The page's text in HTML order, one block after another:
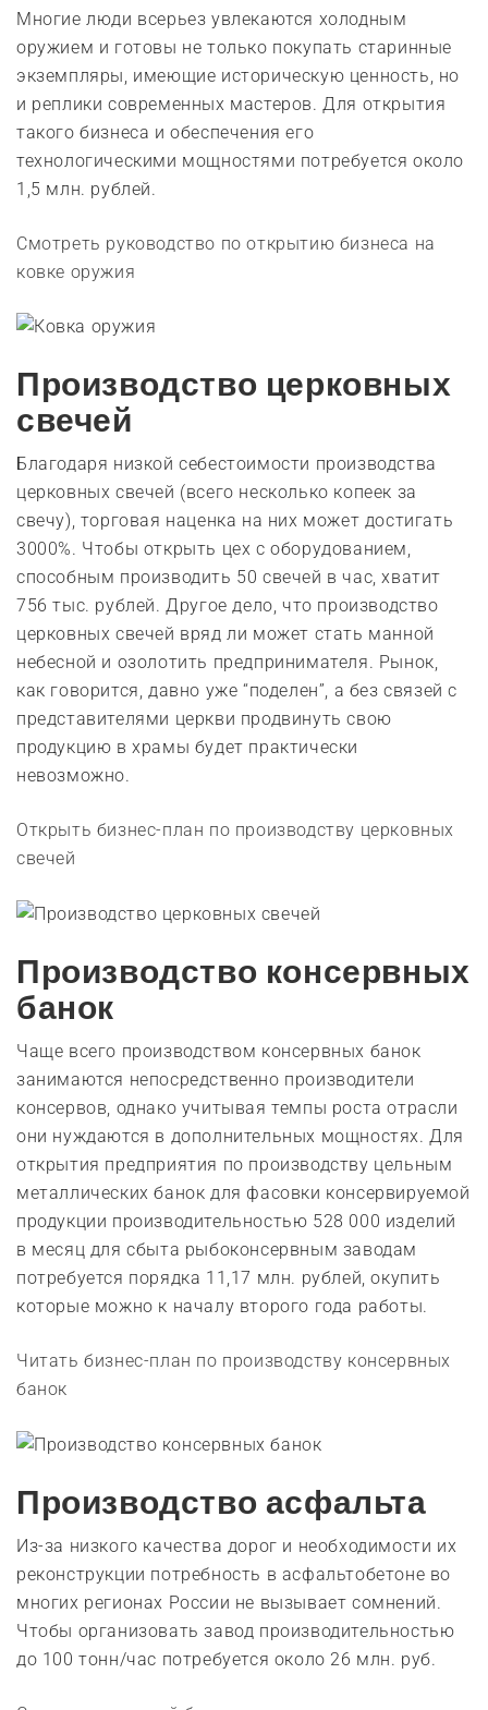
Многие люди всерьез увлекаются холодным
оружием и готовы не только покупать старинные
экземпляры, имеющие историческую ценность, но
и реплики современных мастеров. Для открытия
такого бизнеса и обеспечения его
технологическими мощностями потребуется около
1,5 млн. рублей.
Смотреть руководство по открытию бизнеса на
ковке оружия
Производство церковных
свечей
Благодаря низкой себестоимости производства
церковных свечей (всего несколько копеек за
свечу), торговая наценка на них может достигать
3000%. Чтобы открыть цех с оборудованием,
способным производить 50 свечей в час, хватит
756 тыс. рублей. Другое дело, что производство
церковных свечей вряд ли может стать манной
небесной и озолотить предпринимателя. Рынок,
как говорится, давно уже “поделен”, а без связей с
представителями церкви продвинуть свою
продукцию в храмы будет практически
невозможно.
Открыть бизнес-план по производству церковных
свечей
Производство консервных
банок
Чаще всего производством консервных банок
занимаются непосредственно производители
консервов, однако учитывая темпы роста отрасли
они нуждаются в дополнительных мощностях. Для
открытия предприятия по производству цельным
металлических банок для фасовки консервируемой
продукции производительностью 528 000 изделий
в месяц для сбыта рыбоконсервным заводам
потребуется порядка 11,17 млн. рублей, окупить
которые можно к началу второго года работы.
Читать бизнес-план по производству консервных
банок
Производство асфальта
Из-за низкого качества дорог и необходимости их
реконструкции потребность в асфальтобетоне во
многих регионах России не вызывает сомнений.
Чтобы организовать завод производительностью
до 100 тонн/час потребуется около 26 млн. руб.